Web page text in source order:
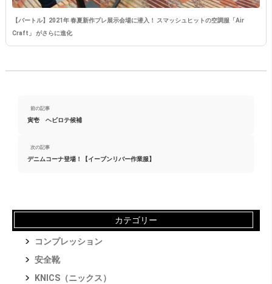
【バートル】2021年 春夏新作プレ展示会場に潜入！ スマッシュヒットの空調服「Air
Craft」 がさらに進化
前の記事
寅壱 ヘビロテ候補
次の記事
デニムコーナ登場！【イーブンリバー作業服】
カテゴリー
コンプレッション
安全靴
KNICS（ニックス）